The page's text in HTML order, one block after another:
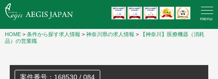
menu
HOME > 条件から探す求人情報 > 神奈川県の求人情報 >
【神奈川】医療機器（消耗
品）の営業職
案件番号：168530 / 084